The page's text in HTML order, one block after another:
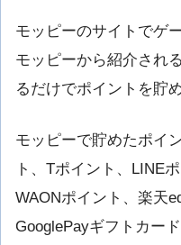
モッピーのサイトでゲ
モッピーから紹介され
るだけでポイントを貯
モッピーで貯めたポイ
ト、Tポイント、LINE
WAONポイント、楽天
GooglePayギフトカー